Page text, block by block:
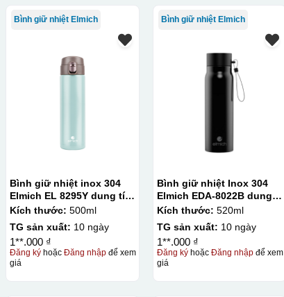
Bình giữ nhiệt Elmich
Bình giữ nhiệt inox 304
Elmich EL 8295Y dung tích
500ml
Kích thước: 500ml
TG sản xuất: 10 ngày
1**.000 ₫
Đăng kýhoặc Đăng nhậpđể xem
giá
Bình giữ nhiệt Elmich
Bình giữ nhiệt Inox 304
Elmich EDA-8022B dung
tích 520ml
Kích thước: 520ml
TG sản xuất: 10 ngày
1**.000 ₫
Đăng ký hoặcĐăng nhập để xem
giá